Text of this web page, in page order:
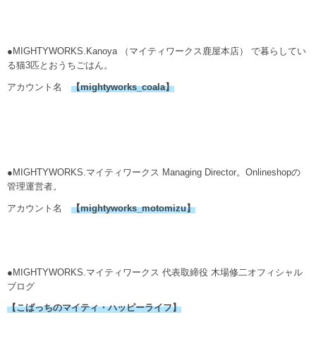
●MIGHTYWORKS.Kanoya （マイティワークス鹿屋本店） で暮らしてい
る猫3匹とおうちごはん。
アカウント名 【mightyworks_coala】
●MIGHTYWORKS.マイティワークス Managing Director。Onlineshopの
管理運営者。
アカウント名 【mightyworks_motomizu】
●MIGHTYWORKS.マイティワークス 代表取締役 木場修二オフィシャル
ブログ
【こばっちのマイティ・ハッピーライフ】